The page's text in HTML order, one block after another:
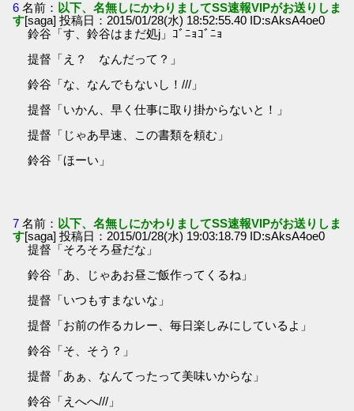
6 名前： 以下、名無しにかわりましてSS速報VIPがお送りしま
す[saga] 投稿日：2015/01/28(水) 18:52:55.40 ID:sAksA4oe0
鈴谷「す、鈴谷はまだ処j」ｺﾞﾆｮｺﾞﾆｮ
提督「え？ なんだって？」
鈴谷「な、なんでもないし！///」
提督「いかん、早く仕事に取り掛からないと！」
提督「じゃあ早速、この書類を頼む」
鈴谷「ほーい」
7 名前： 以下、名無しにかわりましてSS速報VIPがお送りしま
す[saga] 投稿日：2015/01/28(水) 19:03:18.79 ID:sAksA4oe0
提督「そろそろ昼だな」
鈴谷「あ、じゃあお昼ご飯作ってくるね」
提督「いつもすまないな」
提督「お前の作るカレー、毎日楽しみにしているよ」
鈴谷「そ、そう？」
提督「あぁ、なんてったって美味いからな」
鈴谷「えへへ///」